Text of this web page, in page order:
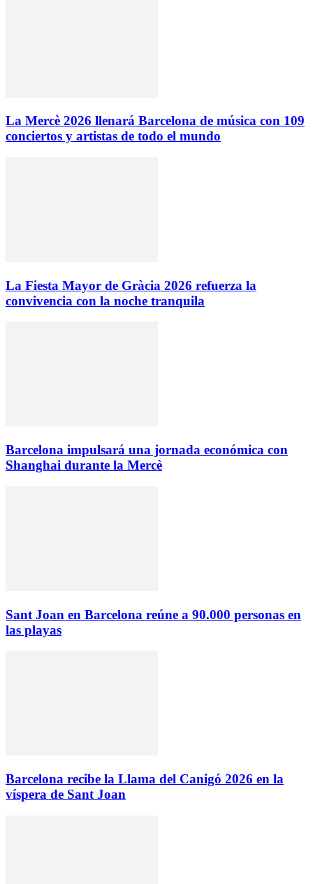
La Mercè 2026 llenará Barcelona de música con 109
conciertos y artistas de todo el mundo
La Fiesta Mayor de Gràcia 2026 refuerza la
convivencia con la noche tranquila
Barcelona impulsará una jornada económica con
Shanghai durante la Mercè
Sant Joan en Barcelona reúne a 90.000 personas en
las playas
Barcelona recibe la Llama del Canigó 2026 en la
víspera de Sant Joan